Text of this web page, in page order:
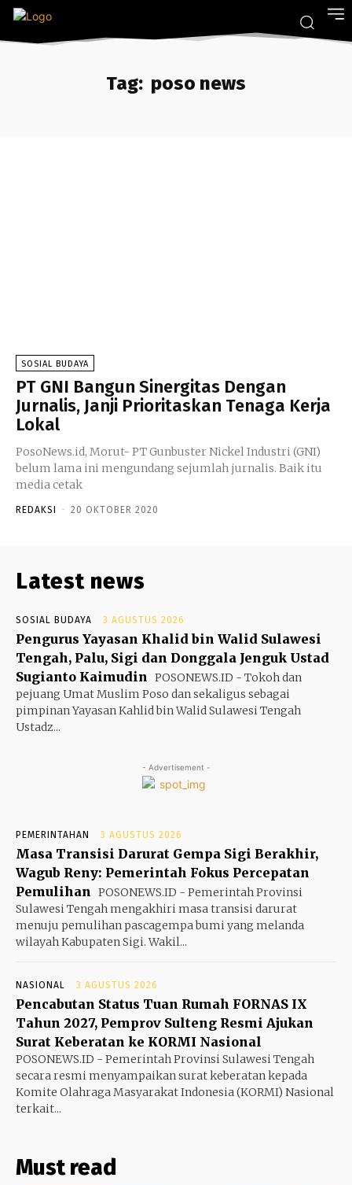
Tag: poso news
SOSIAL BUDAYA
PT GNI Bangun Sinergitas Dengan
Jurnalis, Janji Prioritaskan Tenaga Kerja
Lokal
PosoNews.id, Morut- PT Gunbuster Nickel Industri (GNI)
belum lama ini mengundang sejumlah jurnalis. Baik itu
media cetak
REDAKSI - 20 OKTOBER 2020
Latest news
SOSIAL BUDAYA 3 AGUSTUS 2026
Pengurus Yayasan Khalid bin Walid Sulawesi
Tengah, Palu, Sigi dan Donggala Jenguk Ustad
Sugianto Kaimudin POSONEWS.ID - Tokoh dan
pejuang Umat Muslim Poso dan sekaligus sebagai
pimpinan Yayasan Kahlid bin Walid Sulawesi Tengah
Ustadz...
- Advertisement -
PEMERINTAHAN 3 AGUSTUS 2026
Masa Transisi Darurat Gempa Sigi Berakhir,
Wagub Reny: Pemerintah Fokus Percepatan
Pemulihan POSONEWS.ID - Pemerintah Provinsi
Sulawesi Tengah mengakhiri masa transisi darurat
menuju pemulihan pascagempa bumi yang melanda
wilayah Kabupaten Sigi. Wakil...
NASIONAL 3 AGUSTUS 2026
Pencabutan Status Tuan Rumah FORNAS IX
Tahun 2027, Pemprov Sulteng Resmi Ajukan
Surat Keberatan ke KORMI Nasional
POSONEWS.ID - Pemerintah Provinsi Sulawesi Tengah
secara resmi menyampaikan surat keberatan kepada
Komite Olahraga Masyarakat Indonesia (KORMI) Nasional
terkait...
Must read